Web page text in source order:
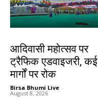
आदिवासी महोत्सव पर
ट्रैफिक एडवाइजरी, कई
मार्गों पर रोक
Birsa Bhumi Live -
August 8, 2026